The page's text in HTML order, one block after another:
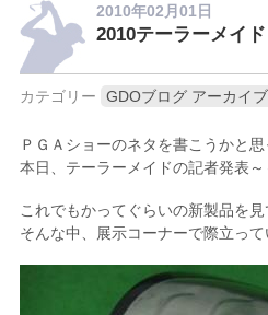
2010年02月01日
2010テーラーメイド
カテゴリー GDOブログ アーカイブ
ＰＧＡショーのネタを書こうかと思
本日、テーラーメイドの記者発表～
これでもかってぐらいの新製品を見
そんな中、展示コーナーで際立って